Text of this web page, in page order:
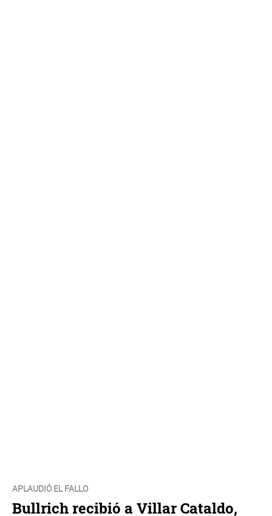
APLAUDIÓ EL FALLO
Bullrich recibió a Villar Cataldo,